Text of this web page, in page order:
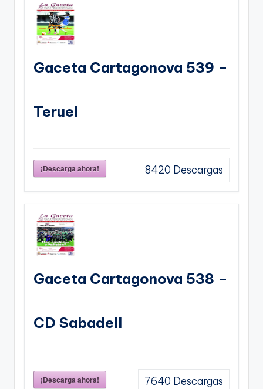
Gaceta Cartagonova 539 –
Teruel
¡Descarga ahora! 8420 Descargas
Gaceta Cartagonova 538 –
CD Sabadell
¡Descarga ahora! 7640 Descargas